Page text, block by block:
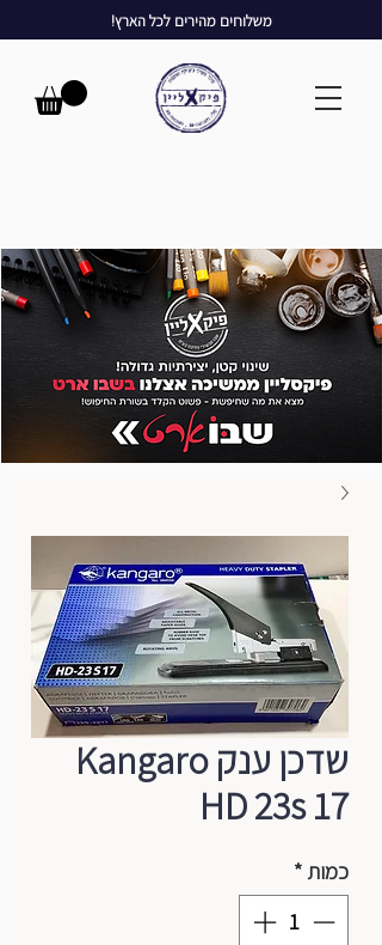
משלוחים מהירים לכל הארץ!
שדכן ענק Kangaro
HD 23s 17
כמות*